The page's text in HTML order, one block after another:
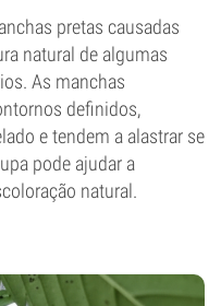
pretas causadas
natural de algumas
As manchas
definidos,
e tendem a alastrar se
pode ajudar a
natural.